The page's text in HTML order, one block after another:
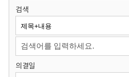
원
회
검색
의결일